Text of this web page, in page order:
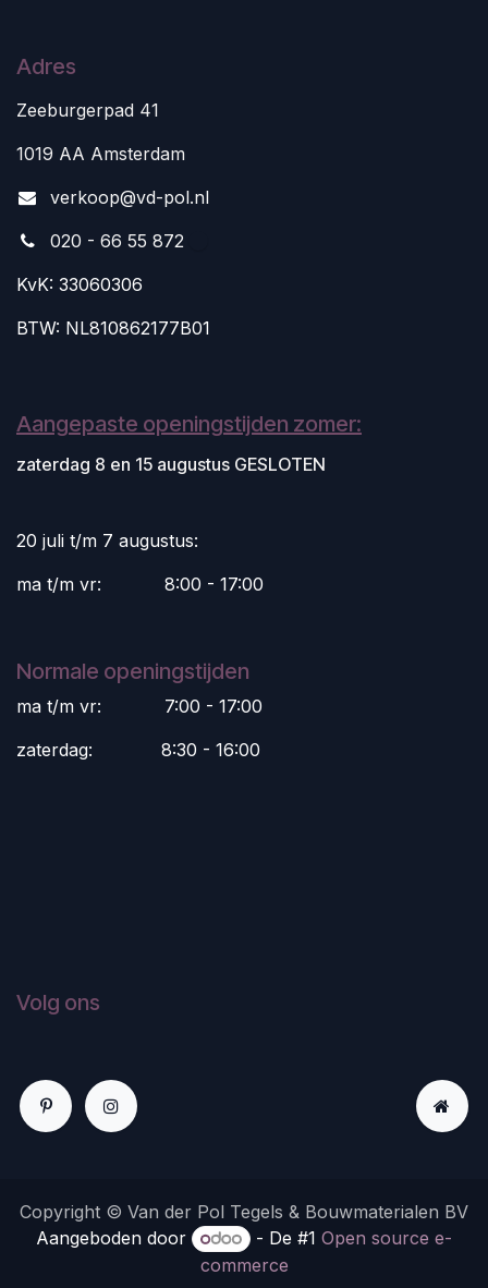
Adres
Zeeburgerpad 41
1019 AA Amsterdam
verkoop@vd-pol.nl
020 - 66 55 872
KvK: 33060306
BTW: NL810862177B01
Aangepaste openingstijden zomer:
zaterdag 8 en 15 augustus GESLOTEN
20 juli t/m 7 augustus:
ma t/m vr:
​8:00 - 17:00
Normale openingstijden
ma t/m vr:
​7:00 - 17:00
zaterdag:
​8:30 - 16:00
Volg ons
Copyright © Van der Pol Tegels & Bouwmaterialen BV
Aangeboden door
- De #1Open source e-
commerce